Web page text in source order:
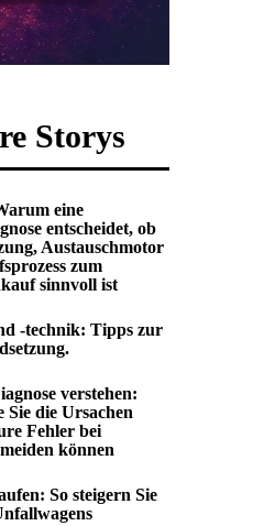
Storys
eine
entscheidet, ob
Austauschmotor
zum
sinnvoll ist
-technik: Tipps zur
verstehen:
die Ursachen
Fehler bei
können
So steigern Sie